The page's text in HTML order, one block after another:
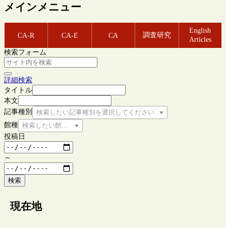
メインメニュー
CA-R CA-E CA 調査研究
English
Articles
検索フォーム
詳細検索
タイトル
本文
記事種別
検索したい記事種別を選択してください
館種 検索したい館種を選択してください
投稿日
～
検索
現在地